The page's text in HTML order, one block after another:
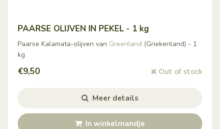
PAARSE OLIJVEN IN PEKEL - 1 kg
Paarse Kalamata-olijven van Greenland (Griekenland) - 1
kg
€9,50 Out of stock
Meer details
In winkelmandje